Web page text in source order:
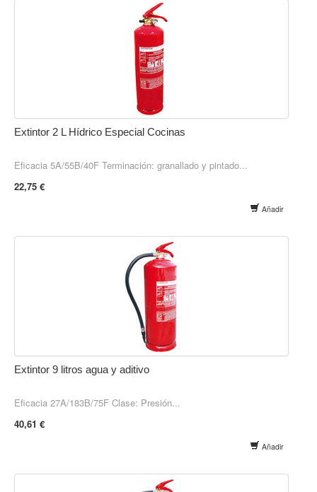
Extintor 2 L Hídrico Especial Cocinas
Eficacia 5A/55B/40F Terminación: granallado y pintado...
22,75 €
Añadir
Extintor 9 litros agua y aditivo
Eficacia 27A/183B/75F Clase: Presión...
40,61 €
Añadir